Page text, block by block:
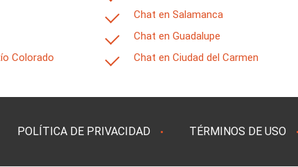
Chat en Salamanca
Chat en Guadalupe
Colorado
Chat en Ciudad del Carmen
POLÍTICA DE PRIVACIDAD TÉRMINOS DE USO